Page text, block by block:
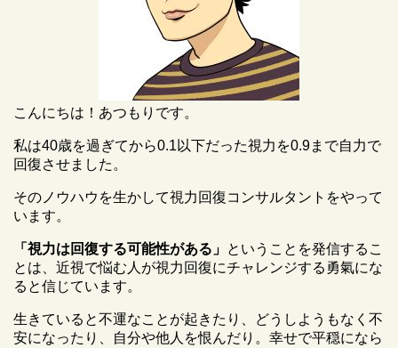
こんにちは！あつもりです。
私は40歳を過ぎてから0.1以下だった視力を0.9まで自力で
回復させました。
そのノウハウを生かして視力回復コンサルタントをやって
います。
「視力は回復する可能性がある」 ということを発信するこ
とは、近視で悩む人が視力回復にチャレンジする勇氣にな
ると信じています。
生きていると不運なことが起きたり、どうしようもなく不
安になったり、自分や他人を恨んだり。幸せで平穏になら